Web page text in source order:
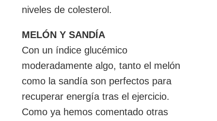
niveles de colesterol.
MELÓN Y SANDÍA
Con un índice glucémico
moderadamente algo, tanto el melón
como la sandía son perfectos para
recuperar energía tras el ejercicio.
Como ya hemos comentado otras